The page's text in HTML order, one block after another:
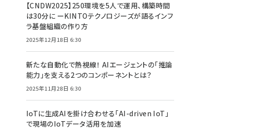
【CNDW2025】250環境を5人で運用、構築時間
は30分に ーKINTOテクノロジーズが語るインフ
ラ基盤組織の作り方
2025年12月18日 6:30
新たな自動化で熱視線！ AIエージェントの「推論
能力」を支える2つのコンポーネントとは？
2025年11月28日 6:30
IoTに生成AIを掛け合わせる「AI-driven IoT」
で現場のIoTデータ活用を加速